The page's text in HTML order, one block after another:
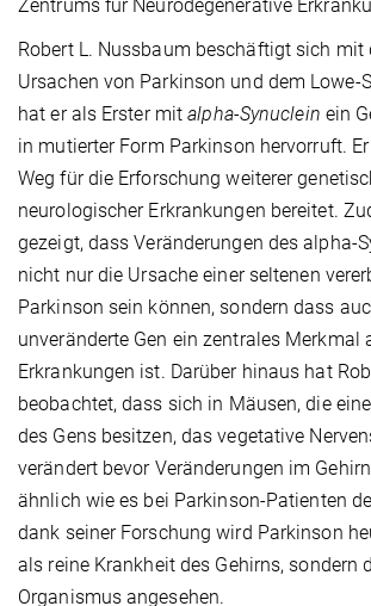
Zentrums für Neurodegenerative
Robert L. Nussbaum beschäftigt sich mit
Ursachen von Parkinson und dem Lowe-
hat er als Erster mitalpha-Synuclein ein
in mutierter Form Parkinson hervorruft.
Weg für die Erforschung weiterer
neurologischer Erkrankungen bereitet.
gezeigt, dass Veränderungen des alpha-
nicht nur die Ursache einer seltenen
Parkinson sein können, sondern dass
unveränderte Gen ein zentrales Merkmal
Erkrankungen ist. Darüber hinaus hat
beobachtet, dass sich in Mäusen, die
des Gens besitzen, das vegetative
verändert bevor Veränderungen im
ähnlich wie es bei Parkinson-Patienten
dank seiner Forschung wird Parkinson
als reine Krankheit des Gehirns, sondern
Organismus angesehen.